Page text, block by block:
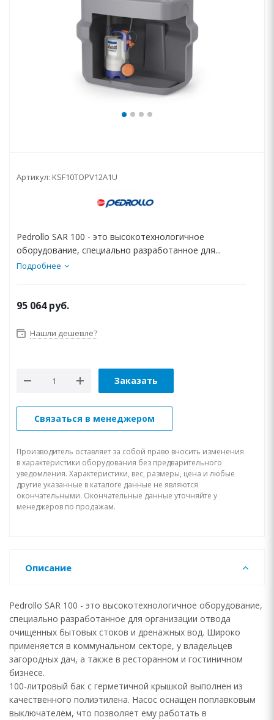
Артикул: KSF10TOPV12A1U
Pedrollo SAR 100 - это высокотехнологичное
оборудование, специально разработанное для...
Подробнее
95 064руб.
Нашли дешевле?
Заказать
Связаться в менеджером
Производитель оставляет за собой право вносить изменения
в характеристики оборудования без предварительного
уведомления. Характеристики, вес, размеры, цена и любые
другие указанные в каталоге данные не являются
окончательными. Окончательные данные уточняйте у
менеджеров по продажам.
Описание
Pedrollo SAR 100 - это высокотехнологичное оборудование,
специально разработанное для организации отвода
очищенных бытовых стоков и дренажных вод. Широко
применяется в коммунальном секторе, у владельцев
загородных дач, а также в ресторанном и гостиничном
бизнесе.
100-литровый бак с герметичной крышкой выполнен из
качественного полиэтилена. Насос оснащен поплавковым
выключателем, что позволяет ему работать в